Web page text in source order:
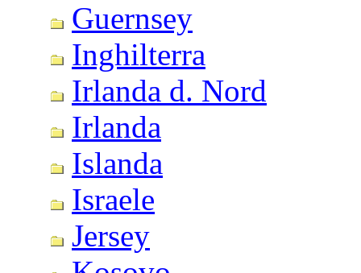
Guernsey
Inghilterra
Irlanda d. Nord
Irlanda
Islanda
Israele
Jersey